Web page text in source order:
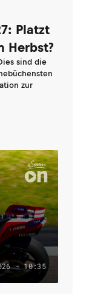
Platzt
Herbst?
sind die
zur
- 10:35